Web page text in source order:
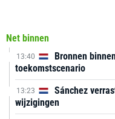
Net binnen
13:40
Bronnen
toekomstscenario
13:23
Sánchez
wijzigingen